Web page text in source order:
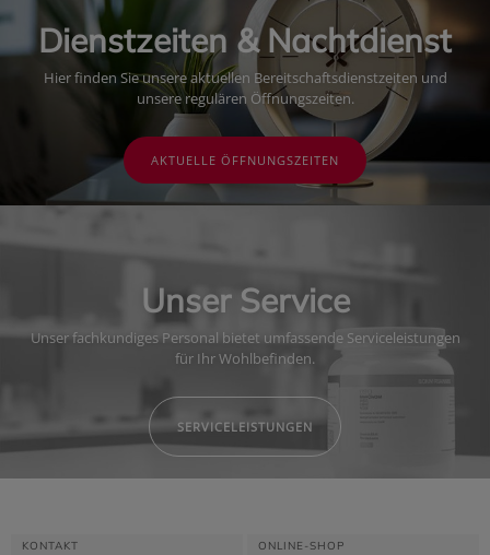
Dienstzeiten & Nachtdienst
Hier finden Sie unsere aktuellen Bereitschaftsdienstzeiten und
unsere regulären Öffnungszeiten.
AKTUELLE ÖFFNUNGSZEITEN
Unser Service
Unser fachkundiges Personal bietet umfassende Serviceleistungen
für Ihr Wohlbefinden.
SERVICELEISTUNGEN
KONTAKT ONLINE-SHOP